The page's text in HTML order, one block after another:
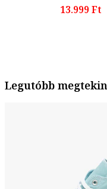
13.999 Ft
Legutóbb